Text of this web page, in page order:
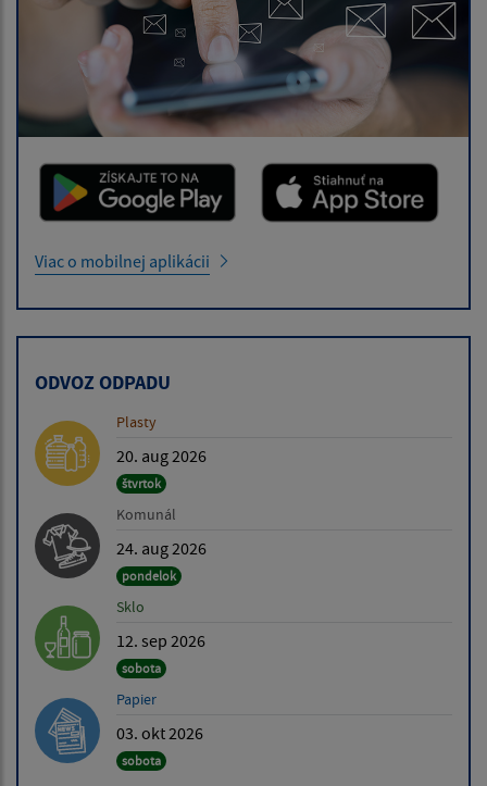
Viac o mobilnej aplikácii
ODVOZ ODPADU
Plasty
20. aug 2026
štvrtok
Komunál
24. aug 2026
pondelok
Sklo
12. sep 2026
sobota
Papier
03. okt 2026
sobota